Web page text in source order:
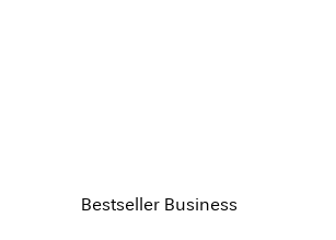
Bestseller Business